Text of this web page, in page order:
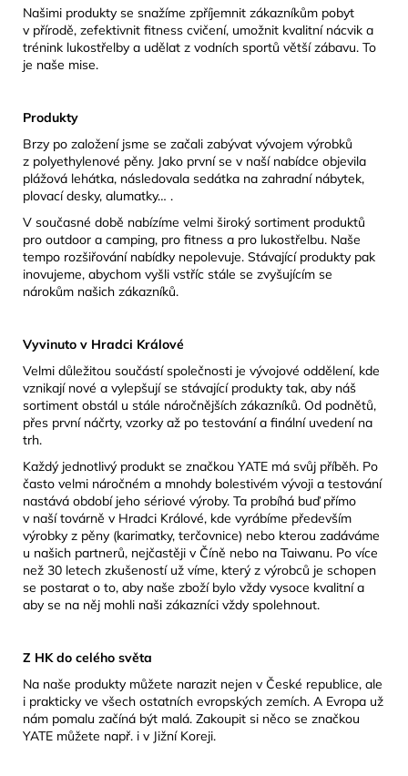
Našimi produkty se snažíme zpříjemnit zákazníkům pobyt
v přírodě, zefektivnit fitness cvičení, umožnit kvalitní nácvik a
trénink lukostřelby a udělat z vodních sportů větší zábavu. To
je naše mise.
Produkty
Brzy po založení jsme se začali zabývat vývojem výrobků
z polyethylenové pěny. Jako první se v naší nabídce objevila
plážová lehátka, následovala sedátka na zahradní nábytek,
plovací desky, alumatky… .
V současné době nabízíme velmi široký sortiment produktů
pro outdoor a camping, pro fitness a pro lukostřelbu. Naše
tempo rozšiřování nabídky nepolevuje. Stávající produkty pak
inovujeme, abychom vyšli vstříc stále se zvyšujícím se
nárokům našich zákazníků.
Vyvinuto v Hradci Králové
Velmi důležitou součástí společnosti je vývojové oddělení, kde
vznikají nové a vylepšují se stávající produkty tak, aby náš
sortiment obstál u stále náročnějších zákazníků. Od podnětů,
přes první náčrty, vzorky až po testování a finální uvedení na
trh.
Každý jednotlivý produkt se značkou YATE má svůj příběh. Po
často velmi náročném a mnohdy bolestivém vývoji a testování
nastává období jeho sériové výroby. Ta probíhá buď přímo
v naší továrně v Hradci Králové, kde vyrábíme především
výrobky z pěny (karimatky, terčovnice) nebo kterou zadáváme
u našich partnerů, nejčastěji v Číně nebo na Taiwanu. Po více
než 30 letech zkušeností už víme, který z výrobců je schopen
se postarat o to, aby naše zboží bylo vždy vysoce kvalitní a
aby se na něj mohli naši zákazníci vždy spolehnout.
Z HK do celého světa
Na naše produkty můžete narazit nejen v České republice, ale
i prakticky ve všech ostatních evropských zemích. A Evropa už
nám pomalu začíná být malá. Zakoupit si něco se značkou
YATE můžete např. i v Jižní Koreji.